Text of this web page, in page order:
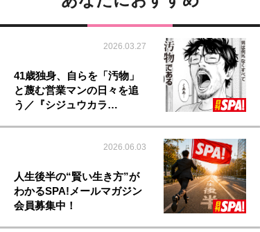
2026.03.27
41歳独身、自らを「汚物」
と蔑む営業マンの日々を追
う／『シジュウカラ…
2026.06.03
人生後半の“賢い生き方”が
わかるSPA!メールマガジン
会員募集中！